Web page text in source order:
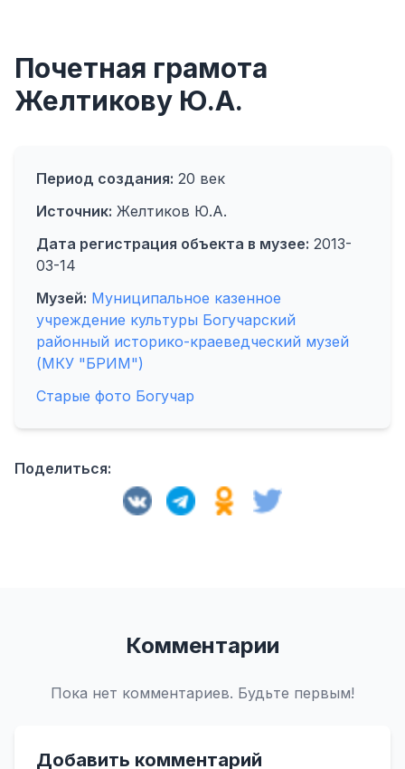
Почетная грамота
Желтикову Ю.А.
Период создания: 20 век
Источник: Желтиков Ю.А.
Дата регистрация объекта в музее: 2013-
03-14
Музей: Муниципальное казенное
учреждение культуры Богучарский
районный историко-краеведческий музей
(МКУ "БРИМ")
Старые фото Богучар
Поделиться:
Комментарии
Пока нет комментариев. Будьте первым!
Добавить комментарий